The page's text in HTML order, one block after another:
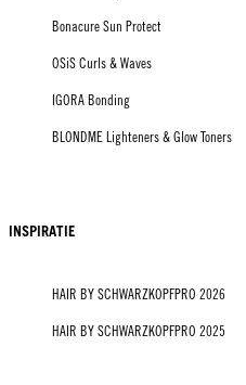
Bonacure Sun Protect
OSiS Curls & Waves
IGORA Bonding
BLONDME Lighteners & Glow Toners
INSPIRATIE
HAIR BY SCHWARZKOPFPRO 2026
HAIR BY SCHWARZKOPFPRO 2025